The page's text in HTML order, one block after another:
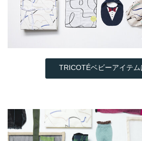
TRICOTÉベビーアイテム